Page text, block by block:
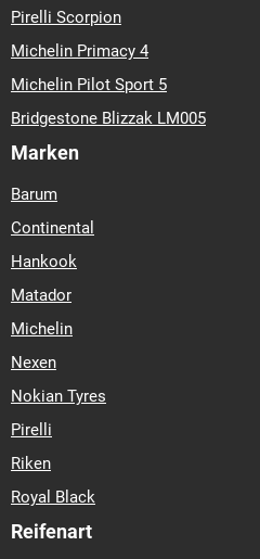
Pirelli Scorpion
Michelin Primacy 4
Michelin Pilot Sport 5
Bridgestone Blizzak LM005
Marken
Barum
Continental
Hankook
Matador
Michelin
Nexen
Nokian Tyres
Pirelli
Riken
Royal Black
Reifenart